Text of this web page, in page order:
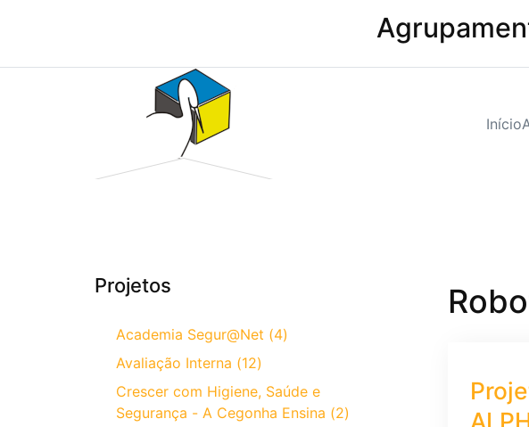
Início
Projetos
Academia Segur@Net (4)
Avaliação Interna (12)
Crescer com Higiene, Saúde e
Segurança - A Cegonha Ensina (2)